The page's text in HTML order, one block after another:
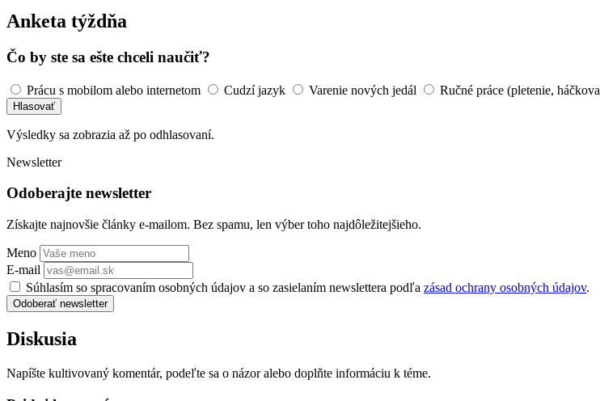
Anketa týždňa
Čo by ste sa ešte chceli naučiť?
Prácu s mobilom alebo internetom Cudzí jazyk Varenie nových jedál Ručné práce (pletenie,
Hlasovať
Výsledky sa zobrazia až po odhlasovaní.
Newsletter
Odoberajte newsletter
Získajte najnovšie články e-mailom. Bez spamu, len výber toho najdôležitejšieho.
Meno
E-mail
Súhlasím so spracovaním osobných údajov a so zasielaním newslettera podľa zásad ochrany osobných údajov.
Odoberať newsletter
Diskusia
Napíšte kultivovaný komentár, podeľte sa o názor alebo doplňte informáciu k téme.